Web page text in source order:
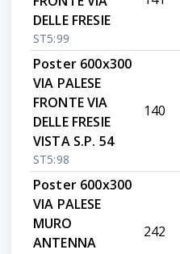
DELLE FRESIE
ST5:99
Poster 600x300
VIA PALESE
FRONTE VIA
DELLE FRESIE
VISTA S.P. 54
ST5:98
140
Poster 600x300
VIA PALESE
MURO
ANTENNA
242